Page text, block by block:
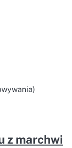
z marchwi